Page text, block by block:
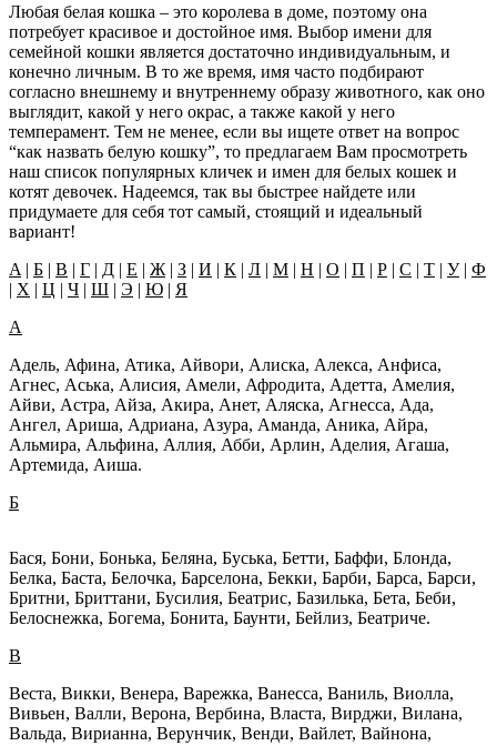
Любая белая кошка – это королева в доме, поэтому она
потребует красивое и достойное имя. Выбор имени для
семейной кошки является достаточно индивидуальным, и
конечно личным. В то же время, имя часто подбирают
согласно внешнему и внутреннему образу животного, как оно
выглядит, какой у него окрас, а также какой у него
темперамент. Тем не менее, если вы ищете ответ на вопрос
“как назвать белую кошку”, то предлагаем Вам просмотреть
наш список популярных кличек и имен для белых кошек и
котят девочек. Надеемся, так вы быстрее найдете или
придумаете для себя тот самый, стоящий и идеальный
вариант!
A | Б | В | Г | Д | Е | Ж | З | И | К | Л | М | Н | О | П | Р | С | Т | У| Ф
| Х | Ц | Ч | Ш | Э | Ю | Я
A
Адель, Афина, Атика, Айвори, Алиска, Алекса, Анфиса,
Агнес, Аська, Алисия, Амели, Афродита, Адетта, Амелия,
Айви, Астра, Айза, Акира, Анет, Аляска, Агнесса, Ада,
Ангел, Ариша, Адриана, Азура, Аманда, Аника, Айра,
Альмира, Альфина, Аллия, Абби, Арлин, Аделия, Агаша,
Артемида, Аиша.
Б
Бася, Бони, Бонька, Беляна, Буська, Бетти, Баффи, Блонда,
Белка, Баста, Белочка, Барселона, Бекки, Барби, Барса, Барси,
Бритни, Бриттани, Бусилия, Беатрис, Базилька, Бета, Беби,
Белоснежка, Богема, Бонита, Баунти, Бейлиз, Беатриче.
В
Веста, Викки, Венера, Варежка, Ванесса, Ваниль, Виолла,
Вивьен, Валли, Верона, Вербина, Власта, Вирджи, Вилана,
Вальда, Вирианна, Верунчик, Венди, Вайлет, Вайнона,